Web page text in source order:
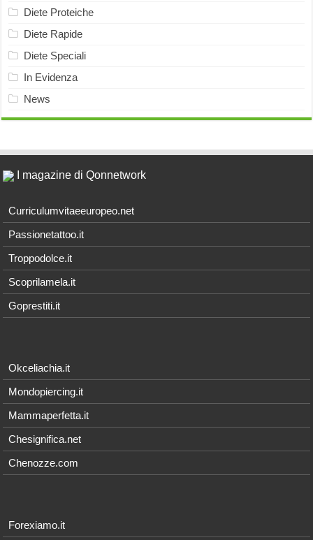
Diete Proteiche
Diete Rapide
Diete Speciali
In Evidenza
News
I magazine di Qonnetwork
Curriculumvitaeeuropeo.net
Passionetattoo.it
Troppodolce.it
Scoprilamela.it
Goprestiti.it
Okceliachia.it
Mondopiercing.it
Mammaperfetta.it
Chesignifica.net
Chenozze.com
Forexiamo.it